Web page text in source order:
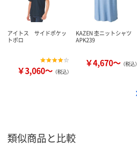
アイトス サイドポケッ
トポロ
￥3,060～ （税込）
KAZEN 杢ニットシャツ
APK239
￥4,670～ （税込）
類似商品と比較